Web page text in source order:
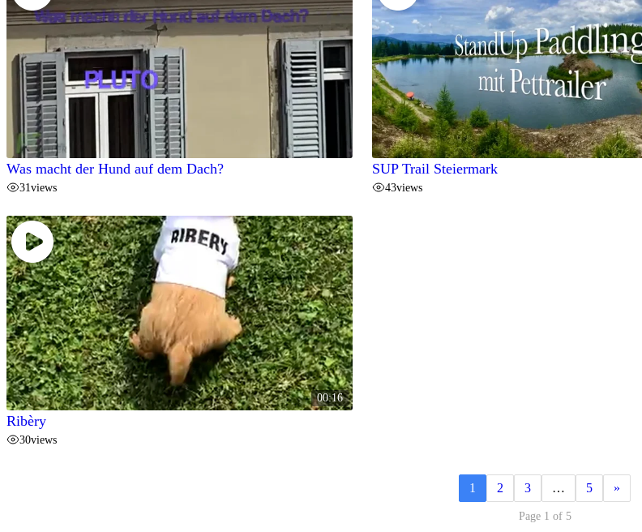
Was macht der Hund auf dem Dach?
31views
SUP Trail Steiermark
43views
00:16
Ribèry
30views
1 2 3 … 5 »
Page 1 of 5